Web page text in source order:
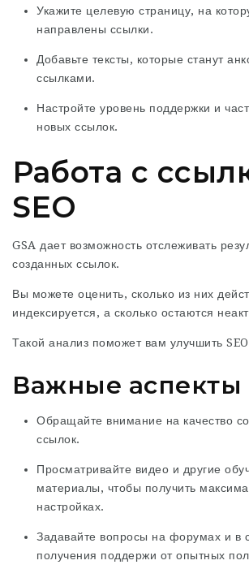
Укажите целевую страницу, на
направлены ссылки.
Добавьте тексты, которые станут
ссылками.
Настройте уровень поддержки и
новых ссылок.
Работа с
SEO
GSA дает возможность отслеживать
созданных ссылок.
Вы можете оценить, сколько из них
индексируется, а сколько остаются
Такой анализ поможет вам улучшить
Важные аспекты
Обращайте внимание на качество
ссылок.
Просматривайте видео и другие
материалы, чтобы получить
настройках.
Задавайте вопросы на форумах и в
получения поддержи от опытных